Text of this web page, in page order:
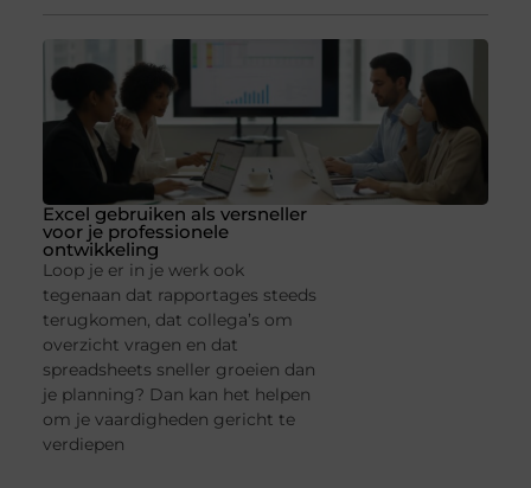
Excel gebruiken als versneller
voor je professionele
ontwikkeling
Loop je er in je werk ook
tegenaan dat rapportages steeds
terugkomen, dat collega’s om
overzicht vragen en dat
spreadsheets sneller groeien dan
je planning? Dan kan het helpen
om je vaardigheden gericht te
verdiepen